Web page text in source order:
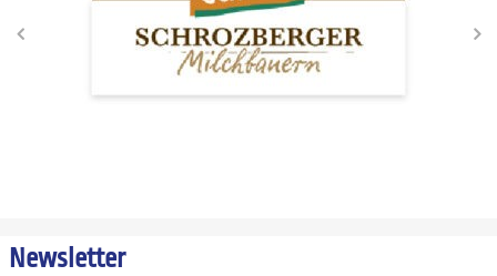
Newsletter